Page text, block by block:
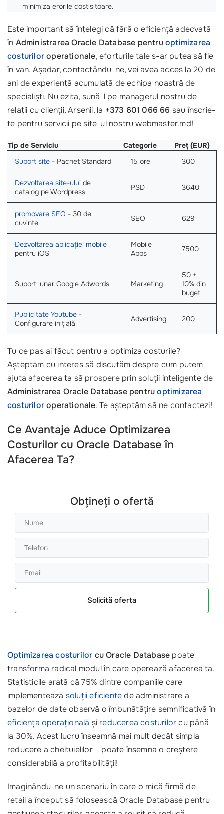
minimiza erorile costisitoare.
Este important să înțelegi că fără o eficiență adecvată
în Administrarea Oracle Database pentruoptimizarea
costuriloroperationale, eforturile tale s-ar putea să fie
în van. Așadar, contactându-ne, vei avea acces la 20 de
ani de experiență acumulată de echipa noastră de
specialiști. Nu ezita, sună-l pe managerul nostru de
relații cu clienții, Arsenii, la +373 601 066 66 sau înscrie-
te pentru servicii pe site-ul nostru webmaster.md!
Tip de Serviciu Categorie
Preț (EUR)
Suport site - Pachet Standard 15 ore 300
Dezvoltarea site-ului de
catalog pe Wordpress
PSD 3640
promovare SEO - 30 de
cuvinte
SEO 629
Dezvoltarea aplicației mobile
pentru iOS
Mobile
Apps
7500
Suport lunar Google Adwords Marketing
50 +
10% din
buget
Publicitate Youtube -
Configurare inițială
Advertising 200
Tu ce pas ai făcut pentru a optimiza costurile?
Așteptăm cu interes să discutăm despre cum putem
ajuta afacerea ta să prospere prin soluții inteligente de
Administrarea Oracle Database pentruoptimizarea
costuriloroperationale. Te așteptăm să ne contactezi!
Ce Avantaje Aduce Optimizarea
Costurilor cu Oracle Database în
Afacerea Ta?
Obțineți o ofertă
Solicită oferta
Optimizarea costurilor cu Oracle Database poate
transforma radical modul în care operează afacerea ta.
Statisticile arată că 75% dintre companiile care
implementează soluții eficientede administrare a
bazelor de date observă o îmbunătățire semnificativă în
eficiența operațională și reducerea costurilorcu până
la 30%. Acest lucru înseamnă mai mult decât simpla
reducere a cheltuielilor – poate însemna o creștere
considerabilă a profitabilității!
Imaginându-ne un scenariu în care o mică firmă de
retail a început să folosească Oracle Database pentru